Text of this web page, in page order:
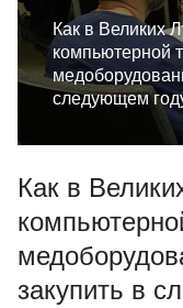
Как в Великих
компьютерной
следующем
Как в
закупить в